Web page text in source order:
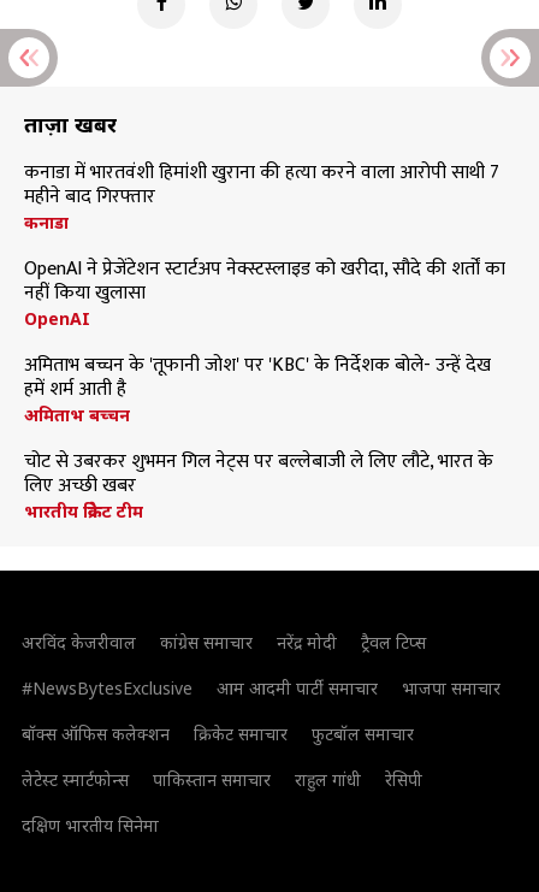
ताज़ा खबरें
कनाडा में भारतवंशी हिमांशी खुराना की हत्या करने वाला आरोपी साथी 7
महीने बाद गिरफ्तार
कनाडा
OpenAI ने प्रेजेंटेशन स्टार्टअप नेक्स्टस्लाइड को खरीदा, सौदे की शर्तों का
नहीं किया खुलासा
OpenAI
अमिताभ बच्चन के 'तूफानी जोश' पर 'KBC' के निर्देशक बोले- उन्हें देख
हमें शर्म आती है
अमिताभ बच्चन
चोट से उबरकर शुभमन गिल नेट्स पर बल्लेबाजी ले लिए लौटे, भारत के
लिए अच्छी खबर
भारतीय क्रिकेट टीम
अरविंद केजरीवाल कांग्रेस समाचार नरेंद्र मोदी
ट्रैवल टिप्स
#NewsBytesExclusive
आम आदमी पार्टी समाचार
भाजपा समाचार
बॉक्स ऑफिस कलेक्शन
क्रिकेट समाचार
फुटबॉल समाचार
लेटेस्ट स्मार्टफोन्स
पाकिस्तान समाचार राहुल गांधी
रेसिपी
दक्षिण भारतीय सिनेमा